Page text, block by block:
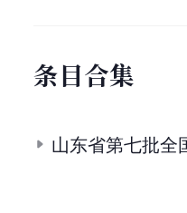
条目合集
山东省第七批全